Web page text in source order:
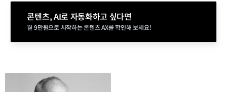
콘텐츠, AI로 자동화하고 싶다면
월 9만원으로 시작하는 콘텐츠 AX를 확인해 보세요!